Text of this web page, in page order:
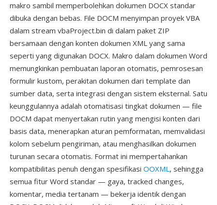
makro sambil memperbolehkan dokumen DOCX standar
dibuka dengan bebas. File DOCM menyimpan proyek VBA
dalam stream vbaProject.bin di dalam paket ZIP
bersamaan dengan konten dokumen XML yang sama
seperti yang digunakan DOCX. Makro dalam dokumen Word
memungkinkan pembuatan laporan otomatis, pemrosesan
formulir kustom, perakitan dokumen dari template dan
sumber data, serta integrasi dengan sistem eksternal. Satu
keunggulannya adalah otomatisasi tingkat dokumen — file
DOCM dapat menyertakan rutin yang mengisi konten dari
basis data, menerapkan aturan pemformatan, memvalidasi
kolom sebelum pengiriman, atau menghasilkan dokumen
turunan secara otomatis. Format ini mempertahankan
kompatibilitas penuh dengan spesifikasi OOXML, sehingga
semua fitur Word standar — gaya, tracked changes,
komentar, media tertanam — bekerja identik dengan